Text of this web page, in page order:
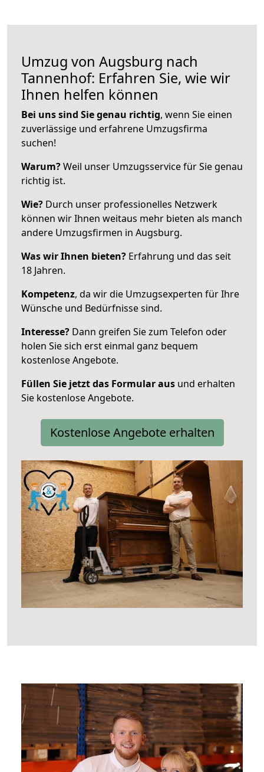
Umzug von Augsburg nach
Tannenhof: Erfahren Sie, wie wir
Ihnen helfen können
Bei uns sind Sie genau richtig, wenn Sie einen
zuverlässige und erfahrene Umzugsfirma
suchen!
Warum?Weil unser Umzugsservice für Sie genau
richtig ist.
Wie? Durch unser professionelles Netzwerk
können wir Ihnen weitaus mehr bieten als manch
andere Umzugsfirmen in Augsburg.
Was wir Ihnen bieten? Erfahrung und das seit
18 Jahren.
Kompetenz, da wir die Umzugsexperten für Ihre
Wünsche und Bedürfnisse sind.
Interesse? Dann greifen Sie zum Telefon oder
holen Sie sich erst einmal ganz bequem
kostenlose Angebote.
Füllen Sie jetzt das Formular aus und erhalten
Sie kostenlose Angebote.
Kostenlose Angebote erhalten